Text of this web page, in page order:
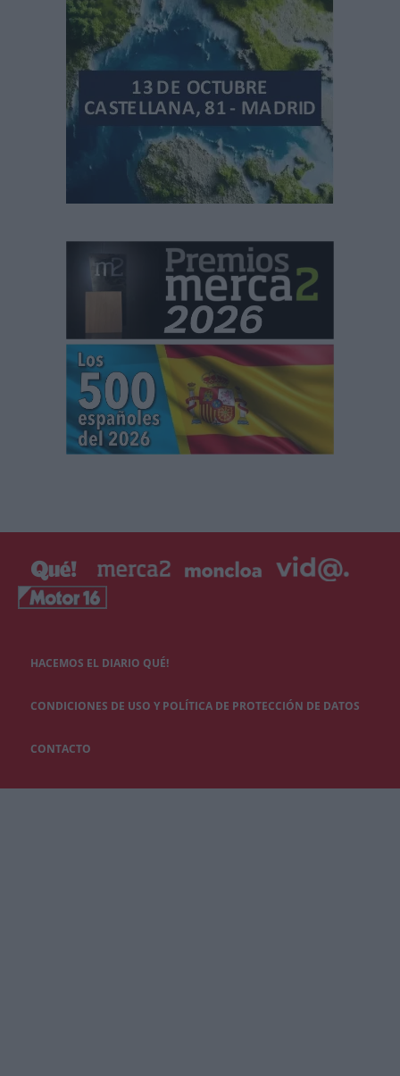
HACEMOS EL DIARIO QUÉ!
CONDICIONES DE USO Y POLÍTICA DE PROTECCIÓN DE DATOS
CONTACTO